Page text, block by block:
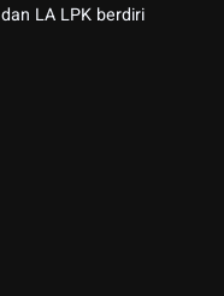
LA LPK berdiri